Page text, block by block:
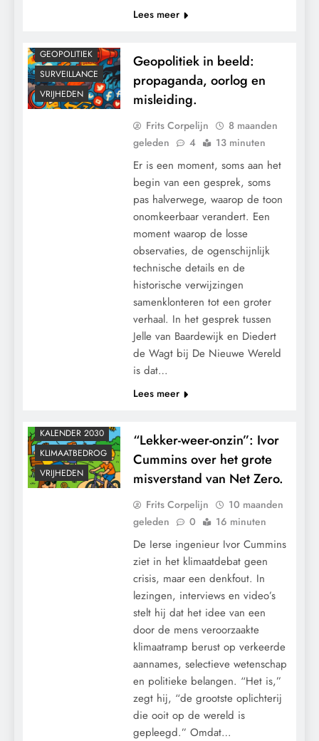
Lees meer
GEOPOLITIEK
SURVEILLANCE
VRIJHEDEN
Geopolitiek in beeld:
propaganda, oorlog en
misleiding.
Frits Corpelijn
8 maanden
geleden
4 13 minuten
Er is een moment, soms aan het
begin van een gesprek, soms
pas halverwege, waarop de toon
onomkeerbaar verandert. Een
moment waarop de losse
observaties, de ogenschijnlijk
technische details en de
historische verwijzingen
samenklonteren tot een groter
verhaal. In het gesprek tussen
Jelle van Baardewijk en Diedert
de Wagt bij De Nieuwe Wereld
is dat…
Lees meer
KALENDER 2030
KLIMAATBEDROG
VRIJHEDEN
“Lekker-weer-onzin”: Ivor
Cummins over het grote
misverstand van Net Zero.
Frits Corpelijn
10 maanden
geleden
0 16 minuten
De Ierse ingenieur Ivor Cummins
ziet in het klimaatdebat geen
crisis, maar een denkfout. In
lezingen, interviews en video’s
stelt hij dat het idee van een
door de mens veroorzaakte
klimaatramp berust op verkeerde
aannames, selectieve wetenschap
en politieke belangen. “Het is,”
zegt hij, “de grootste oplichterij
die ooit op de wereld is
gepleegd.” Omdat…